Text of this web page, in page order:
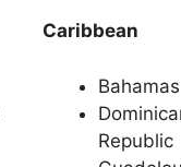
Caribbean
Bahamas
Republic